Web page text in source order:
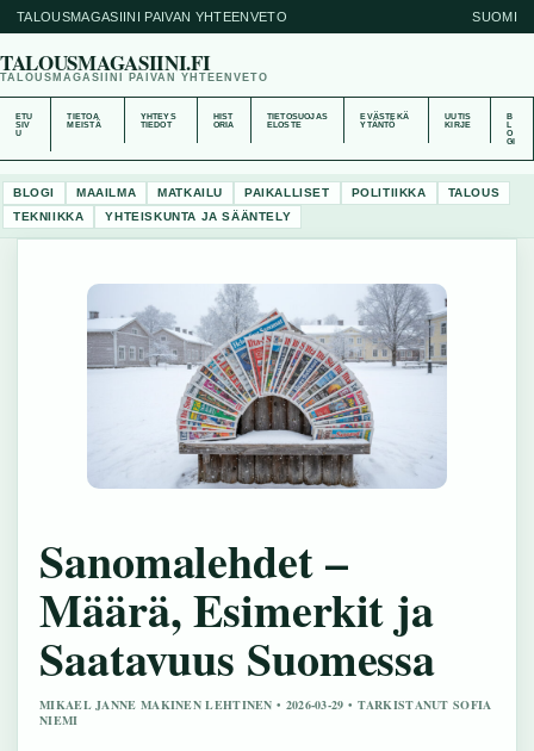
TALOUSMAGASIINI PAIVAN YHTEENVETO SUOMI
TALOUSMAGASIINI.FI
TALOUSMAGASIINI PAIVAN YHTEENVETO
ETU
SIV
U
TIETOA
MEISTÄ
YHTEYS
TIEDOT
HIST
ORIA
TIETOSUOJAS
ELOSTE
EVÄSTEKÄ
YTÄNTÖ
UUTIS
KIRJE
B
O
GI
BLOGI MAAILMA MATKAILU PAIKALLISET POLITIIKKA
TALOUS
TEKNIIKKA
YHTEISKUNTA JA SÄÄNTELY
Sanomalehdet –
Määrä, Esimerkit ja
Saatavuus Suomessa
MIKAEL JANNE MAKINEN LEHTINEN • 2026-03-29 • TARKISTANUT SOFIA
NIEMI